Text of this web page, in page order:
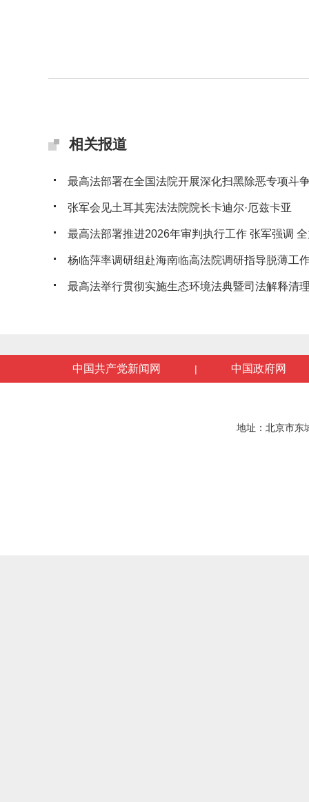
相关报道
最高法部署在全国法院开展深化扫黑除恶专项斗
张军会见土耳其宪法法院院长卡迪尔·厄兹卡亚
最高法部署推进2026年审判执行工作 张军强调
杨临萍率调研组赴海南临高法院调研指导脱薄工
最高法举行贯彻实施生态环境法典暨司法解释清
中国共产党新闻网 | 中国政府网
地址：北京市东